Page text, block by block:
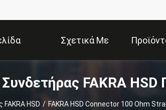
Σχετικά Με
Εμάς
Συνδετήρας FAKRA HSD
HSD / FAKRA HSD Connector 100 Ohm